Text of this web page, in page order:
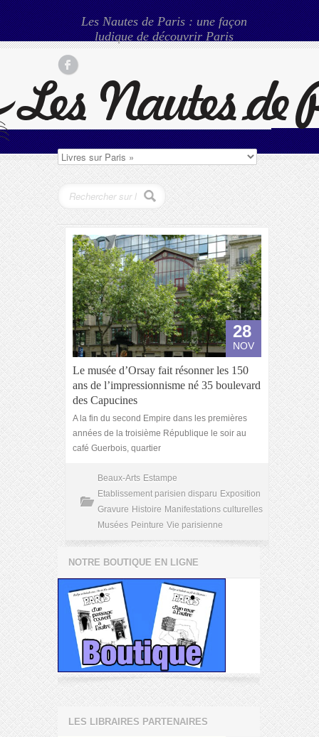
Les Nautes de Paris : une façon
ludique de découvrir Paris
28
NOV
Le musée d’Orsay fait résonner les 150
ans de l’impressionnisme né 35 boulevard
des Capucines
A la fin du second Empire dans les premières
années de la troisième République le soir au
café Guerbois, quartier
Beaux-Arts Estampe
Etablissement parisien disparu Exposition
Gravure Histoire Manifestations culturelles
Musées Peinture Vie parisienne
NOTRE BOUTIQUE EN LIGNE
LES LIBRAIRES PARTENAIRES